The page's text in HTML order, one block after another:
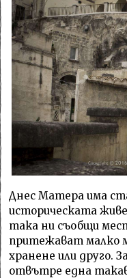
Днес Матера има
историческата
така ни съобщи
притежават малко
хранене или друго.
отвътре една